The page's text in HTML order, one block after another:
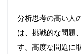
分析思考の高い人
は、挑戦的な問題
す。高度な問題に